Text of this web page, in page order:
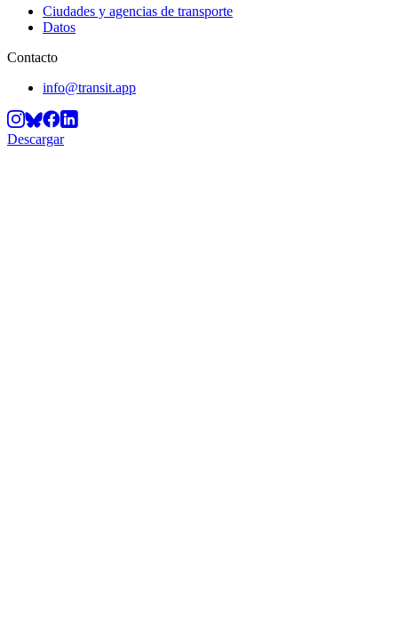
Ciudades y agencias de transporte
Datos
Contacto
info@transit.app
Descargar